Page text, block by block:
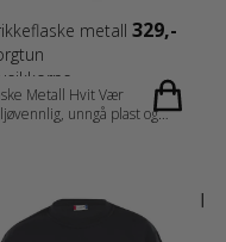
metall 329,-
Metall Hvit Vær
unngå plast og
deres flasker med
emblem, tekst,